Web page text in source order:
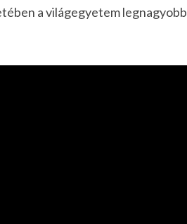
a világegyetem legnagyobb